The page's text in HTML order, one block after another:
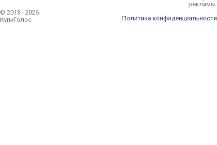
© 2013 - 2026
КупиГолос
рекламы.
Политика конфиденциальности